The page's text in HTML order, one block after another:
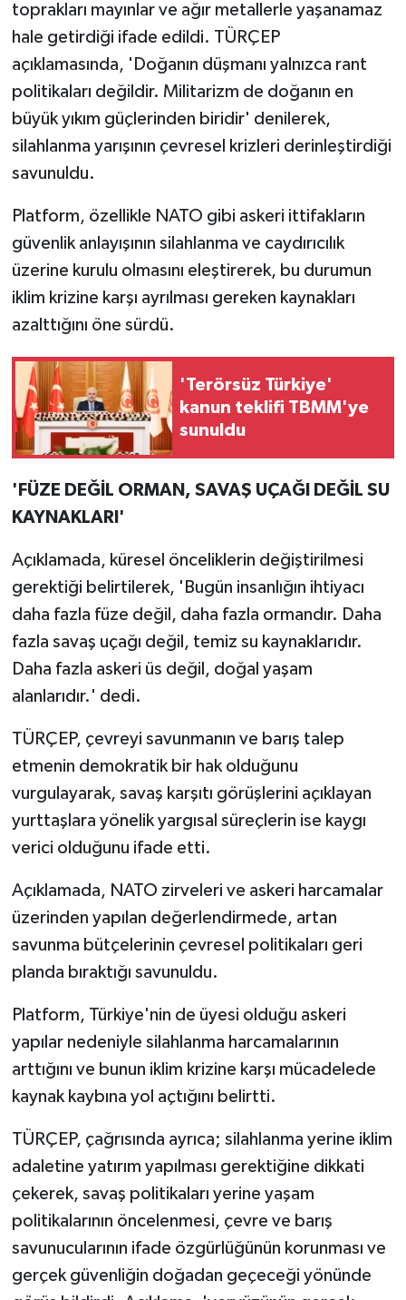
toprakları mayınlar ve ağır metallerle yaşanamaz
hale getirdiği ifade edildi. TÜRÇEP
açıklamasında, 'Doğanın düşmanı yalnızca rant
politikaları değildir. Militarizm de doğanın en
büyük yıkım güçlerinden biridir' denilerek,
silahlanma yarışının çevresel krizleri derinleştirdiği
savunuldu.
Platform, özellikle NATO gibi askeri ittifakların
güvenlik anlayışının silahlanma ve caydırıcılık
üzerine kurulu olmasını eleştirerek, bu durumun
iklim krizine karşı ayrılması gereken kaynakları
azalttığını öne sürdü.
'Terörsüz Türkiye'
kanun teklifi TBMM'ye
sunuldu
'FÜZE DEĞİL ORMAN, SAVAŞ UÇAĞI DEĞİL SU
KAYNAKLARI'
Açıklamada, küresel önceliklerin değiştirilmesi
gerektiği belirtilerek, 'Bugün insanlığın ihtiyacı
daha fazla füze değil, daha fazla ormandır. Daha
fazla savaş uçağı değil, temiz su kaynaklarıdır.
Daha fazla askeri üs değil, doğal yaşam
alanlarıdır.' dedi.
TÜRÇEP, çevreyi savunmanın ve barış talep
etmenin demokratik bir hak olduğunu
vurgulayarak, savaş karşıtı görüşlerini açıklayan
yurttaşlara yönelik yargısal süreçlerin ise kaygı
verici olduğunu ifade etti.
Açıklamada, NATO zirveleri ve askeri harcamalar
üzerinden yapılan değerlendirmede, artan
savunma bütçelerinin çevresel politikaları geri
planda bıraktığı savunuldu.
Platform, Türkiye'nin de üyesi olduğu askeri
yapılar nedeniyle silahlanma harcamalarının
arttığını ve bunun iklim krizine karşı mücadelede
kaynak kaybına yol açtığını belirtti.
TÜRÇEP, çağrısında ayrıca; silahlanma yerine iklim
adaletine yatırım yapılması gerektiğine dikkati
çekerek, savaş politikaları yerine yaşam
politikalarının öncelenmesi, çevre ve barış
savunucularının ifade özgürlüğünün korunması ve
gerçek güvenliğin doğadan geçeceği yönünde